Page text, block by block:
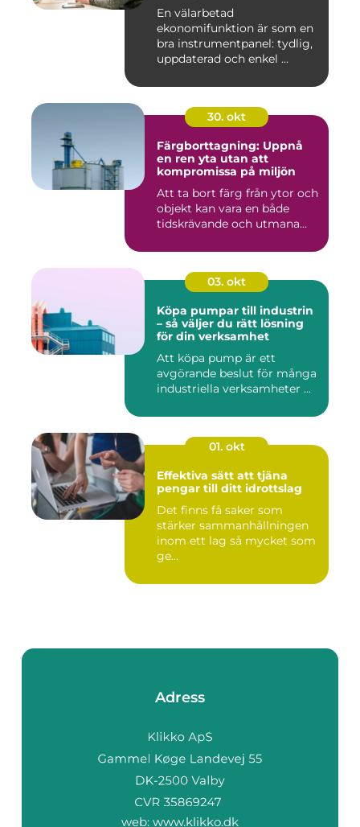
En välarbetad
ekonomifunktion är som en
bra instrumentpanel: tydlig,
uppdaterad och enkel ...
30. okt
Färgborttagning: Uppnå
en ren yta utan att
kompromissa på miljön
Att ta bort färg från ytor och
objekt kan vara en både
tidskrävande och utmana...
03. okt
Köpa pumpar till industrin
– så väljer du rätt lösning
för din verksamhet
Att köpa pump är ett
avgörande beslut för många
industriella verksamheter ...
01. okt
Effektiva sätt att tjäna
pengar till ditt idrottslag
Det finns få saker som
stärker sammanhållningen
inom ett lag så mycket som
ge...
Adress
web: www.klikko.dk